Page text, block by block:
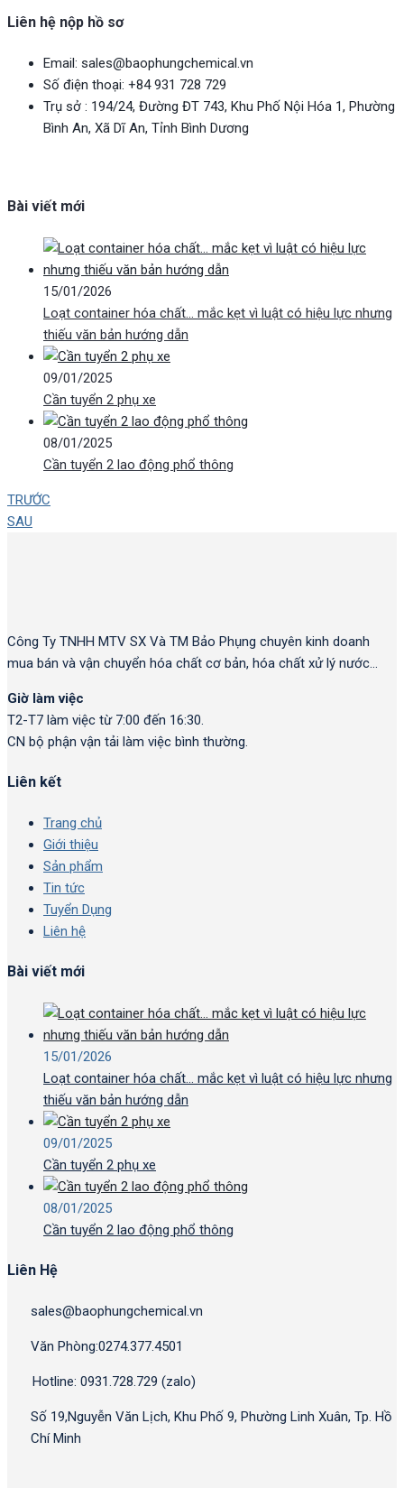
Liên hệ nộp hồ sơ
Email: sales@baophungchemical.vn
Số điện thoại: +84 931 728 729
Trụ sở : 194/24, Đường ĐT 743, Khu Phố Nội Hóa 1, Phường
Bình An, Xã Dĩ An, Tỉnh Bình Dương
Bài viết mới
15/01/2026
Loạt container hóa chất… mắc kẹt vì luật có hiệu lực nhưng
thiếu văn bản hướng dẫn
09/01/2025
Cần tuyển 2 phụ xe
08/01/2025
Cần tuyển 2 lao động phổ thông
TRƯỚC
SAU
Công Ty TNHH MTV SX Và TM Bảo Phụng chuyên kinh doanh
mua bán và vận chuyển hóa chất cơ bản, hóa chất xử lý nước…
Giờ làm việc
T2-T7 làm việc từ 7:00 đến 16:30.
CN bộ phận vận tải làm việc bình thường.
Liên kết
Trang chủ
Giới thiệu
Sản phẩm
Tin tức
Tuyển Dụng
Liên hệ
Bài viết mới
15/01/2026
Loạt container hóa chất… mắc kẹt vì luật có hiệu lực nhưng
thiếu văn bản hướng dẫn
09/01/2025
Cần tuyển 2 phụ xe
08/01/2025
Cần tuyển 2 lao động phổ thông
Liên Hệ
sales@baophungchemical.vn
Văn Phòng:0274.377.4501
Hotline: 0931.728.729 (zalo)
Số 19,Nguyễn Văn Lịch, Khu Phố 9, Phường Linh Xuân, Tp. Hồ
Chí Minh